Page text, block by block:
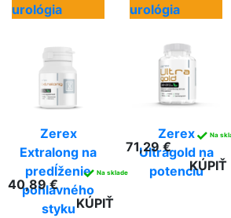
urológia
Zerex
Extralong na
predĺženie
pohlavného
styku
40,89 €
✓ Na sklade
KÚPIŤ
urológia
Zerex
Ultragold na
potenciu
71,29 €
✓ Na
KÚPIŤ